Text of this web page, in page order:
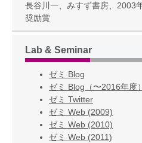
長谷川一、みすず書房、2003
奨励賞
Lab & Seminar
ゼミ Blog
ゼミ Blog（〜2016年度）
ゼミ Twitter
ゼミ Web (2009)
ゼミ Web (2010)
ゼミ Web (2011)